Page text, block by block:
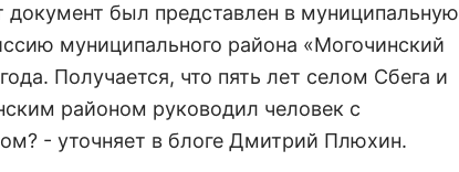
документ был представлен в муниципальную
муниципального района «Могочинский
Получается, что пять лет селом Сбега и
районом руководил человек с
- уточняет в блоге Дмитрий Плюхин.